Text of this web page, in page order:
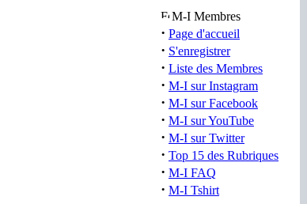
M-I Membres
· Page d'accueil
· S'enregistrer
· Liste des Membres
· M-I sur Instagram
· M-I sur Facebook
· M-I sur YouTube
· M-I sur Twitter
· Top 15 des Rubriques
· M-I FAQ
· M-I Tshirt